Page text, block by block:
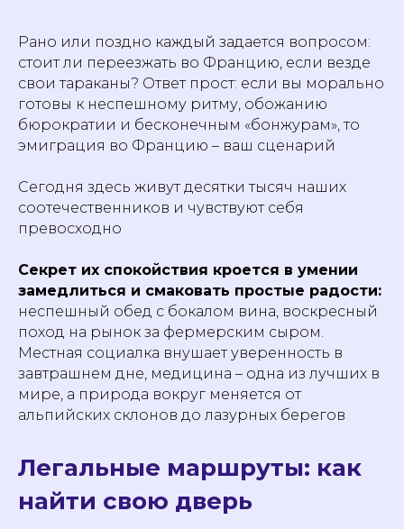
Рано или поздно каждый задается вопросом:
стоит ли переезжать во Францию, если везде
свои тараканы? Ответ прост: если вы морально
готовы к неспешному ритму, обожанию
бюрократии и бесконечным «бонжурам», то
эмиграция во Францию – ваш сценарий
Сегодня здесь живут десятки тысяч наших
соотечественников и чувствуют себя
превосходно
Секрет их спокойствия кроется в умении
замедлиться и смаковать простые радости:
неспешный обед с бокалом вина, воскресный
поход на рынок за фермерским сыром.
Местная социалка внушает уверенность в
завтрашнем дне, медицина – одна из лучших в
мире, а природа вокруг меняется от
альпийских склонов до лазурных берегов
Легальные маршруты: как
найти свою дверь